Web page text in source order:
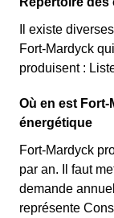
Il existe
Fort-Mardyck
produisent :
Où en est
énergétique
Fort-Mardyck
par an. Il faut
demande
représente